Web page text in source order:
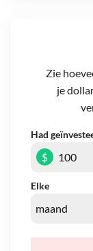
Zie
je
Had
Elke
$